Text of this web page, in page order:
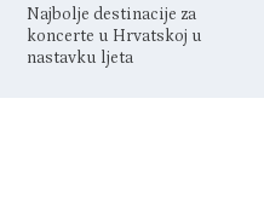
Najbolje destinacije za
koncerte u Hrvatskoj u
nastavku ljeta